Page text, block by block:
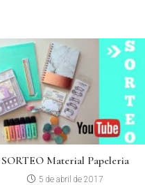
SORTEO Material Papeleria
5 de abril de 2017